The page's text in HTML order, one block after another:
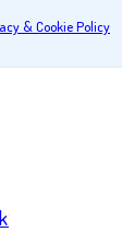
& Cookie Policy